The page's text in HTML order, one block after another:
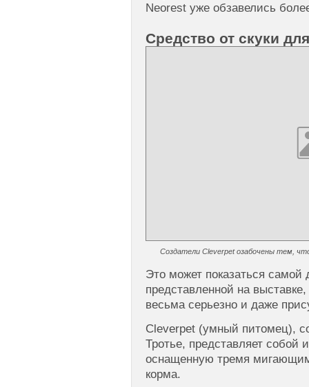
Neorest уже обзавелись
Средство от скуки
Создатели Cleverpet озабочены тем,
Это может показаться
представленной на
весьма серьезно и даже
Cleverpet (умный питомец),
Тротье, представляет собой
оснащенную тремя
корма.